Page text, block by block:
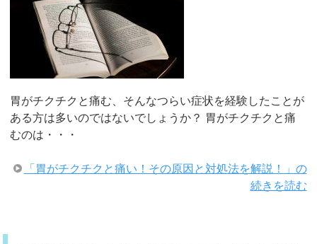
胃がチクチクと痛む、そんなつらい症状を経験したことが
ある方は多いのではないでしょうか？ 胃がチクチクと痛
むのは・・・
「胃がチクチクと痛い！その原因と対処法を解説！」の
続きを読む